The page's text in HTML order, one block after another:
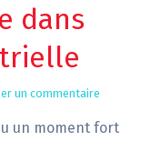
dans
un commentaire
un moment fort